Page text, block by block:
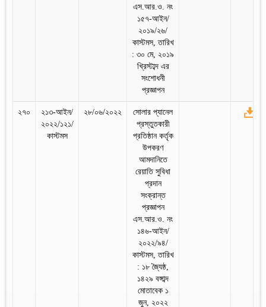
এস.আর.ও. নং
১৫৭-আইন/
২০১৯/২৬/
কাস্টমস, তারিখ
: ৩০ মে, ২০১৯
খ্রিস্টাব্দ এর
সংশোধনী
প্রজ্ঞাপন
২৭০
২১৩-আইন/
২০২২/১২১/
কাস্টমস
২৮/০৬/২০২২
সোলার প্যানেল
প্রস্তুতকারী
প্রতিষ্ঠান কর্তৃক
উপকরণ
আমদানিতে
রেয়াতি সুবিধা
প্রদান
সংক্রান্ত
প্রজ্ঞাপন
এস.আর.ও. নং
১৪৬-আইন/
২০২২/৯৪/
কাস্টমস, তারিখ
: ১৮ জ্যৈষ্ঠ,
১৪২৯ বঙ্গাব্দ
মোতাবেক ১
জুন, ২০২২